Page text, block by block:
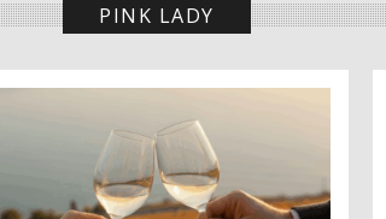
PINK LADY